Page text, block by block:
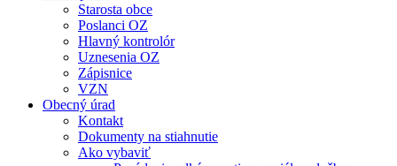
Starosta obce
Poslanci OZ
Hlavný kontrolór
Uznesenia OZ
Zápisnice
VZN
Obecný úrad
Kontakt
Dokumenty na stiahnutie
Ako vybaviť